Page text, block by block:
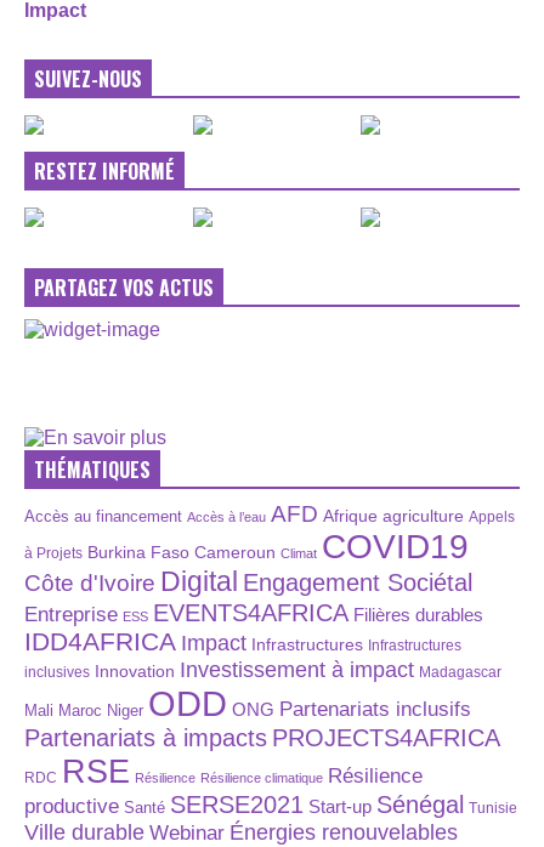
Impact
SUIVEZ-NOUS
RESTEZ INFORMÉ
PARTAGEZ VOS ACTUS
THÉMATIQUES
Accès au financement Accès à l’eau AFD Afrique agriculture Appels
à Projets Burkina Faso Cameroun Climat COVID19
Côte d'Ivoire Digital Engagement Sociétal
Entreprise ESS EVENTS4AFRICA Filières durables
IDD4AFRICA Impact Infrastructures Infrastructures
inclusives Innovation Investissement à impact Madagascar
Mali Maroc Niger ODD ONG Partenariats inclusifs
Partenariats à impacts PROJECTS4AFRICA
RDC RSE Résilience Résilience climatique Résilience
productive Santé SERSE2021 Start-up Sénégal Tunisie
Ville durable Webinar Énergies renouvelables